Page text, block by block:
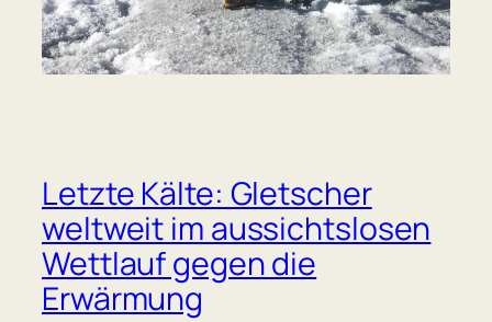
Letzte Kälte: Gletscher
weltweit im aussichtslosen
Wettlauf gegen die
Erwärmung